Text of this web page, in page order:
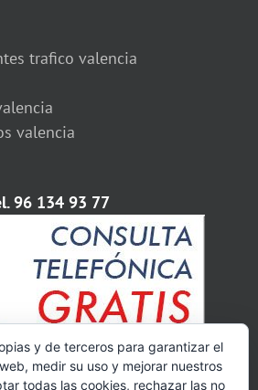
trafico valencia
valencia
96 134 93 77
y de terceros para garantizar el
medir su uso y mejorar nuestros
todas las cookies, rechazar las no